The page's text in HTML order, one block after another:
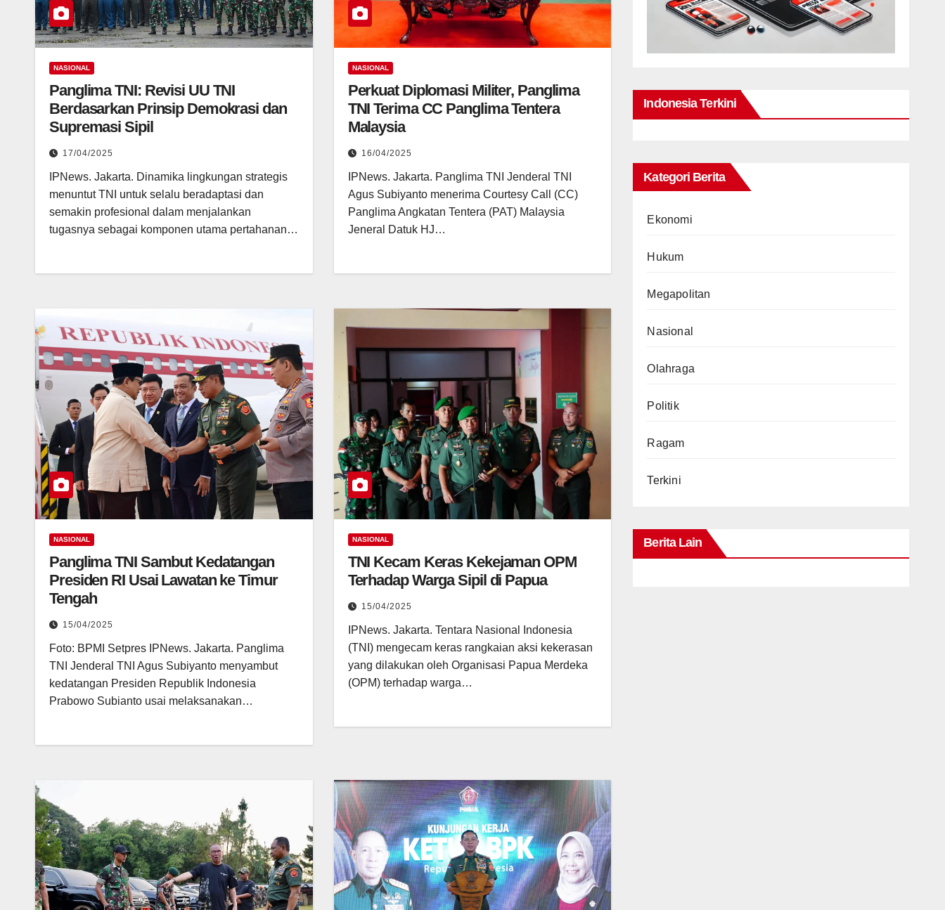
NASIONAL
Panglima TNI: Revisi UU TNI
Berdasarkan Prinsip Demokrasi dan
Supremasi Sipil
17/04/2025
IPNews. Jakarta. Dinamika lingkungan strategis
menuntut TNI untuk selalu beradaptasi dan
semakin profesional dalam menjalankan
tugasnya sebagai komponen utama pertahanan…
NASIONAL
Perkuat Diplomasi Militer, Panglima
TNI Terima CC Panglima Tentera
Malaysia
16/04/2025
IPNews. Jakarta. Panglima TNI Jenderal TNI
Agus Subiyanto menerima Courtesy Call (CC)
Panglima Angkatan Tentera (PAT) Malaysia
Jeneral Datuk HJ…
NASIONAL
Panglima TNI Sambut Kedatangan
Presiden RI Usai Lawatan ke Timur
Tengah
15/04/2025
Foto: BPMI Setpres IPNews. Jakarta. Panglima
TNI Jenderal TNI Agus Subiyanto menyambut
kedatangan Presiden Republik Indonesia
Prabowo Subianto usai melaksanakan…
NASIONAL
TNI Kecam Keras Kekejaman OPM
Terhadap Warga Sipil di Papua
15/04/2025
IPNews. Jakarta. Tentara Nasional Indonesia
(TNI) mengecam keras rangkaian aksi kekerasan
yang dilakukan oleh Organisasi Papua Merdeka
(OPM) terhadap warga…
Indonesia Terkini
Kategori Berita
Ekonomi
Hukum
Megapolitan
Nasional
Olahraga
Politik
Ragam
Terkini
Berita Lain